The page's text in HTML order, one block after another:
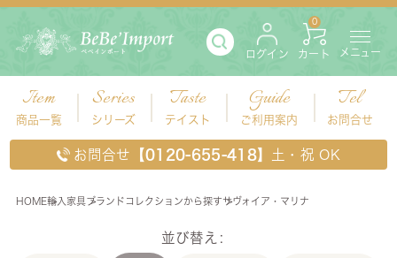
ログイン カート
0
メニュー
Item
商品一覧
Series
シリーズ
Taste
テイスト
Guide
ご利用案内
Tel
お問合せ
お問合せ 【0120-655-418】 土・祝 OK
HOME輸入家具 ブランドコレクションから探すサヴォイア・マリナ
サヴォイア・マリナ
並び替え